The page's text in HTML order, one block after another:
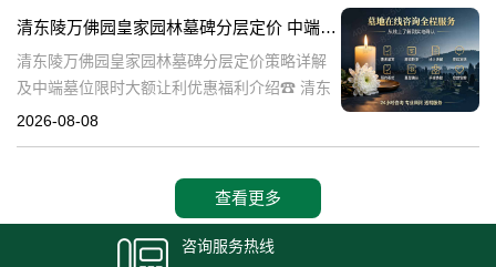
清东陵万佛园皇家园林墓碑分层定价 中端墓位限时大额让利详解及优惠福利
清东陵万佛园皇家园林墓碑分层定价策略详解
及中端墓位限时大额让利优惠福利介绍☎ 清东
陵万佛园电话:400-838-5063清东陵万佛园，作
2026-08-08
查看更多
咨询服务热线